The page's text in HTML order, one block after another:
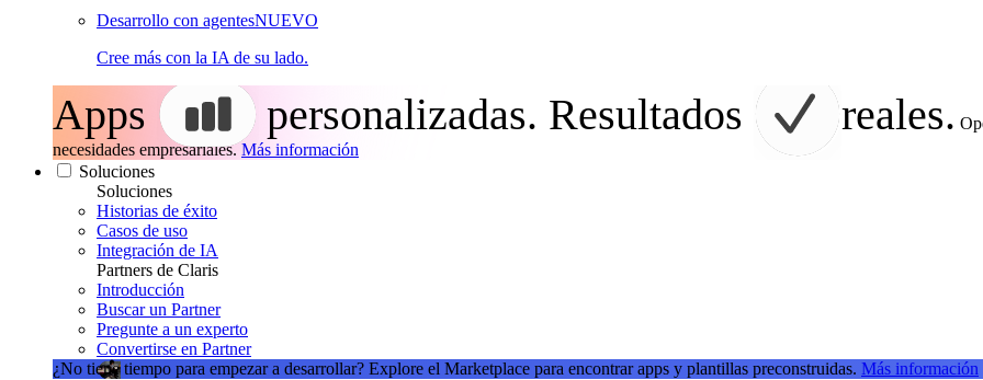
Desarrollo con agentesNUEVO
Cree más con la IA de su lado.
Apps personalizadas. Resultados reales.
necesidades empresariales. Más información
Soluciones
Soluciones
Historias de éxito
Casos de uso
Integración de IA
Partners de Claris
Introducción
Buscar un Partner
Pregunte a un experto
Convertirse en Partner
¿No tiene tiempo para empezar a desarrollar? Explore el Marketplace para encontrar apps y plantillas preconstruidas. Más información